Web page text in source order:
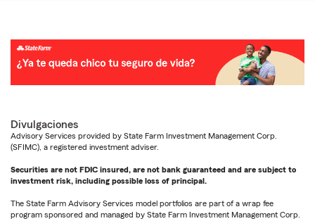
Divulgaciones
Advisory Services provided by State Farm Investment Management Corp.
(SFIMC), a registered investment adviser.
Securities are not FDIC insured, are not bank guaranteed and are subject to
investment risk, including possible loss of principal.
The State Farm Advisory Services model portfolios are part of a wrap fee
program sponsored and managed by State Farm Investment Management Corp.